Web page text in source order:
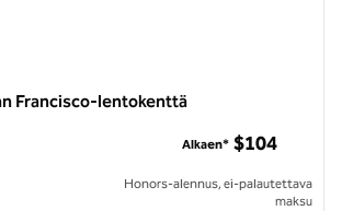
Francisco-lentokenttä
Alkaen* $104
Honors-alennus, ei-palautettava
maksu